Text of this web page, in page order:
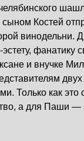
сыном Костей
винодельни.
фанатику
и внучке
Только как это
а для Паши —